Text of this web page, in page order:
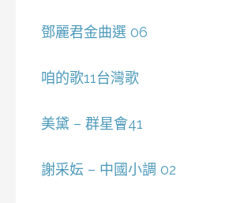
鄧麗君金曲選 06
咱的歌11台灣歌
美黛 – 群星會41
謝采妘 – 中國小調 02